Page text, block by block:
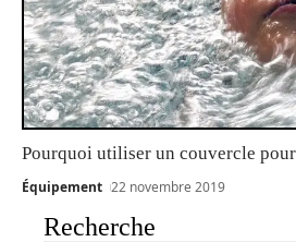
Pourquoi utiliser un couvercle
Équipement 22 novembre 2019
Recherche